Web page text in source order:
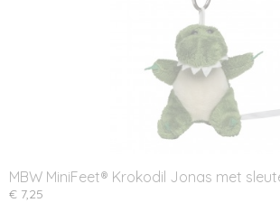
MBW MiniFeet® Krokodil Jonas met
€ 7,25